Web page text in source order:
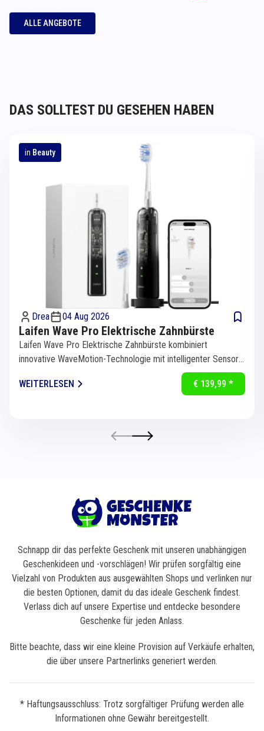
ALLE ANGEBOTE
DAS SOLLTEST DU GESEHEN HABEN
in Beauty
Drea 04 Aug 2026
Laifen Wave Pro Elektrische Zahnbürste
Laifen Wave Pro Elektrische Zahnbürste kombiniert
innovative WaveMotion-Technologie mit intelligenter Sensorik
WEITERLESEN
€ 139,99 *
Schnapp dir das perfekte Geschenk mit unseren unabhängigen
Geschenkideen und -vorschlägen! Wir prüfen sorgfältig eine
Vielzahl von Produkten aus ausgewählten Shops und verlinken nur
die besten Optionen, damit du das ideale Geschenk findest.
Verlass dich auf unsere Expertise und entdecke besondere
Geschenke für jeden Anlass.
Bitte beachte, dass wir eine kleine Provision auf Verkäufe erhalten,
die über unsere Partnerlinks generiert werden.
* Haftungsausschluss: Trotz sorgfältiger Prüfung werden alle
Informationen ohne Gewähr bereitgestellt.